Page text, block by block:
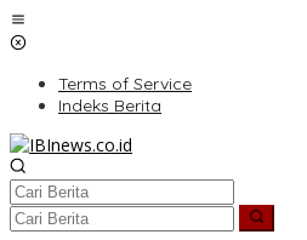
Lewati
ke
Terms of Service
Indeks Berita